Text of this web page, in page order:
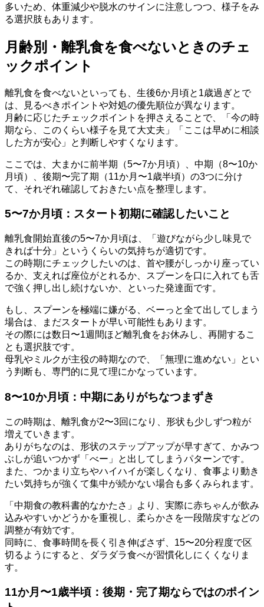
多いため、体重減少や脱水のサインに注意しつつ、様子をみ
る選択肢もあります。
月齢別・離乳食を食べないときのチェ
ックポイント
離乳食を食べないといっても、生後6か月頃と1歳過ぎとで
は、見るべきポイントや対処の優先順位が異なります。
月齢に応じたチェックポイントを押さえることで、「今の時
期なら、このくらい様子を見て大丈夫」「ここは早めに相談
した方が安心」と判断しやすくなります。
ここでは、大まかに前半期（5〜7か月頃）、中期（8〜10か
月頃）、後期〜完了期（11か月〜1歳半頃）の3つに分け
て、それぞれ確認しておきたい点を整理します。
5〜7か月頃：スタート初期に確認したいこと
離乳食開始直後の5〜7か月頃は、「遊びながら少し味見で
きれば十分」というくらいの気持ちが適切です。
この時期にチェックしたいのは、首や腰がしっかり座ってい
るか、支えれば座位がとれるか、スプーンを口に入れても舌
で強く押し出し続けないか、といった発達面です。
もし、スプーンを極端に嫌がる、ベーっと全て出してしまう
場合は、まだスタートが早い可能性もあります。
その際には数日〜1週間ほど離乳食をお休みし、再開するこ
とも選択肢です。
母乳やミルクが主役の時期なので、「無理に進めない」とい
う判断も、専門的に見て理にかなっています。
8〜10か月頃：中期にありがちなつまずき
この時期は、離乳食が2〜3回になり、形状も少しずつ粒が
増えていきます。
ありがちなのは、形状のステップアップが早すぎて、かみつ
ぶしが追いつかず「べー」と出してしまうパターンです。
また、つかまり立ちやハイハイが楽しくなり、食事より動き
たい気持ちが強くて集中が続かない場合も多くみられます。
「中期食の教科書的なかたさ」より、実際に赤ちゃんが飲み
込みやすいかどうかを重視し、柔らかさを一段階戻すなどの
調整が有効です。
同時に、食事時間を長く引き伸ばさず、15〜20分程度で区
切るようにすると、ダラダラ食べが習慣化しにくくなりま
す。
11か月〜1歳半頃：後期・完了期ならではのポイン